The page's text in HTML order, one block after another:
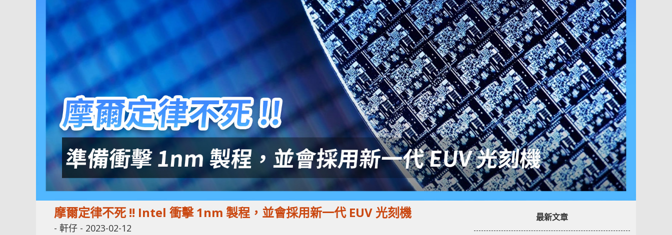
摩爾定律不死 !! Intel 衝擊 1nm 製程，並會採用新一代 EUV 光刻機
- 軒仔 - 2023-02-12
最新文章